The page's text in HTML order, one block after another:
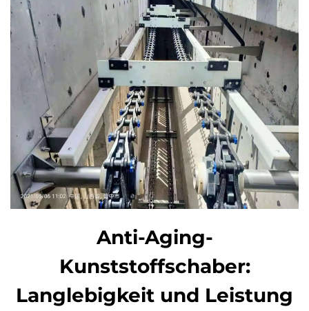
Anti-Aging-
Kunststoffschaber:
Langlebigkeit und Leistung